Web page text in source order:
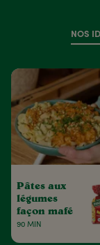
NOS
Pâtes aux
légumes
façon mafé
90 MIN